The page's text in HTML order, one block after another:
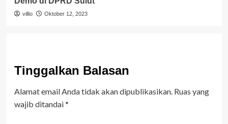
villio Oktober 12, 2023
Tinggalkan Balasan
Alamat email Anda tidak akan dipublikasikan. Ruas yang
wajib ditandai*